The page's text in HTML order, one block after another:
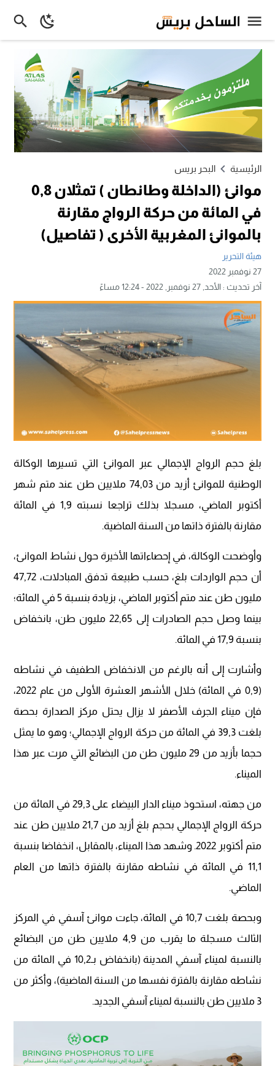
الرئيسية البحر بريس
موانئ (الداخلة وطانطان ) تمثلان 0,8
في المائة من حركة الرواج مقارنة
بالموانئ المغربية الأخرى ( تفاصيل)
هيئة التحرير
27 نوفمبر 2022
آخر تحديث :الأحد, 27 نوفمبر, 2022 - 12:24 مساءً
بلغ حجم الرواج الإجمالي عبر الموانئ التي تسيرها الوكالة
الوطنية للموانئ أزيد من 74,03 ملايين طن عند متم شهر
أكتوبر الماضي، مسجلا بذلك تراجعا نسبته 1,9 في المائة
مقارنة بالفترة ذاتها من السنة الماضية.
وأوضحت الوكالة، في إحصاءاتها الأخيرة حول نشاط الموانئ،
أن حجم الواردات بلغ، حسب طبيعة تدفق المبادلات، 47,72
مليون طن عند متم أكتوبر الماضي، بزيادة بنسبة 5 في المائة؛
بينما وصل حجم الصادرات إلى 22,65 مليون طن، بانخفاض
بنسبة 17,9 في المائة.
وأشارت إلى أنه بالرغم من الانخفاض الطفيف في نشاطه
(0,9 في المائة) خلال الأشهر العشرة الأولى من عام 2022،
فإن ميناء الجرف الأصفر لا يزال يحتل مركز الصدارة بحصة
بلغت 39,3 في المائة من حركة الرواج الإجمالي؛ وهو ما يمثل
حجما بأزيد من 29 مليون طن من البضائع التي مرت عبر هذا
الميناء.
من جهته، استحوذ ميناء الدار البيضاء على 29,3 في المائة من
حركة الرواج الإجمالي بحجم بلغ أزيد من 21,7 ملايين طن عند
متم أكتوبر 2022. وشهد هذا الميناء، بالمقابل، انخفاضا بنسبة
11,1 في المائة في نشاطه مقارنة بالفترة ذاتها من العام
الماضي.
وبحصة بلغت 10,7 في المائة، جاءت موانئ آسفي في المركز
الثالث مسجلة ما يقرب من 4,9 ملايين طن من البضائع
بالنسبة لميناء آسفي المدينة (بانخفاض بـ10,2 في المائة من
نشاطه مقارنة بالفترة نفسها من السنة الماضية)، وأكثر من
3 ملايين طن بالنسبة لميناء آسفي الجديد.